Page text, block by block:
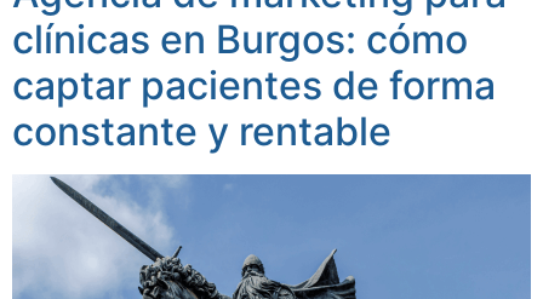
clínicas en Burgos: cómo
captar pacientes de forma
constante y rentable